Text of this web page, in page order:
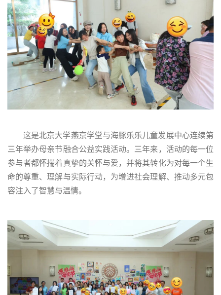
这是北京大学燕京学堂与海豚乐乐儿童发展中心连续第
三年举办母亲节融合公益实践活动。三年来，活动的每一位
参与者都怀揣着真挚的关怀与爱，并将其转化为对每一个生
命的尊重、理解与实际行动，为增进社会理解、推动多元包
容注入了智慧与温情。